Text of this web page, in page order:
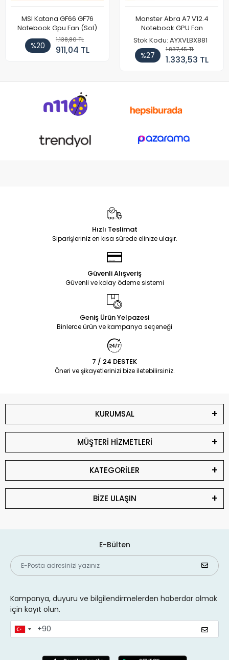
MSI Katana GF66 GF76
Notebook Gpu Fan (Sol)
%20
1.138,80 TL
911,04 TL
Monster Abra A7 V12.4
Notebook GPU Fan
Stok Kodu: AYXVLBX881
%27
1.837,45 TL
1.333,53 TL
Hızlı Teslimat
Siparişleriniz en kısa sürede elinize ulaşır.
Güvenli Alışveriş
Güvenli ve kolay ödeme sistemi
Geniş Ürün Yelpazesi
Binlerce ürün ve kampanya seçeneği
7 / 24 DESTEK
Öneri ve şikayetlerinizi bize iletebilirsiniz.
KURUMSAL
MÜŞTERİ HİZMETLERİ
KATEGORİLER
BİZE ULAŞIN
E-Bülten
Kampanya, duyuru ve bilgilendirmelerden haberdar olmak
için kayıt olun.